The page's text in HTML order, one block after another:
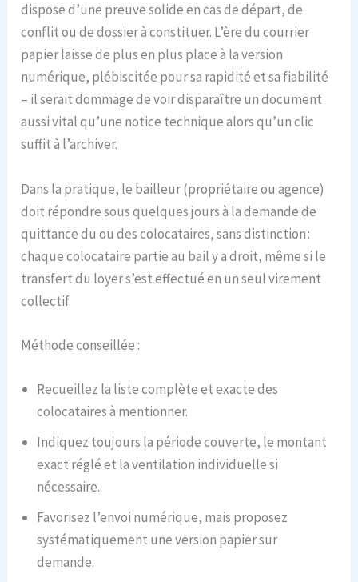
dispose d’une preuve solide en cas de départ, de
conflit ou de dossier à constituer. L’ère du courrier
papier laisse de plus en plus place à la version
numérique, plébiscitée pour sa rapidité et sa fiabilité
– il serait dommage de voir disparaître un document
aussi vital qu’une notice technique alors qu’un clic
suffit à l’archiver.
Dans la pratique, le bailleur (propriétaire ou agence)
doit répondre sous quelques jours à la demande de
quittance du ou des colocataires, sans distinction :
chaque colocataire partie au bail y a droit, même si le
transfert du loyer s’est effectué en un seul virement
collectif.
Méthode conseillée :
Recueillez la liste complète et exacte des
colocataires à mentionner.
Indiquez toujours la période couverte, le montant
exact réglé et la ventilation individuelle si
nécessaire.
Favorisez l’envoi numérique, mais proposez
systématiquement une version papier sur
demande.